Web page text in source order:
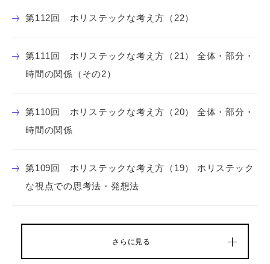
第112回 ホリステックな考え方（22）
第111回 ホリステックな考え方（21） 全体・部分・
時間の関係（その2）
第110回 ホリステックな考え方（20） 全体・部分・
時間の関係
第109回 ホリステックな考え方（19） ホリステック
な視点での思考法・発想法
さらに見る